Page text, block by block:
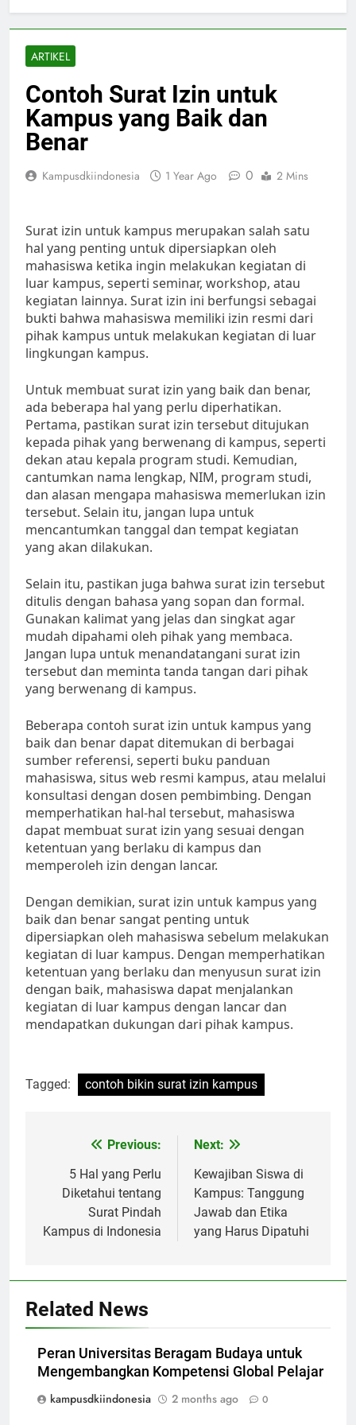
ARTIKEL
Contoh Surat Izin untuk
Kampus yang Baik dan
Benar
Kampusdkiindonesia 1 Year Ago 0 2 Mins
Surat izin untuk kampus merupakan salah satu
hal yang penting untuk dipersiapkan oleh
mahasiswa ketika ingin melakukan kegiatan di
luar kampus, seperti seminar, workshop, atau
kegiatan lainnya. Surat izin ini berfungsi sebagai
bukti bahwa mahasiswa memiliki izin resmi dari
pihak kampus untuk melakukan kegiatan di luar
lingkungan kampus.
Untuk membuat surat izin yang baik dan benar,
ada beberapa hal yang perlu diperhatikan.
Pertama, pastikan surat izin tersebut ditujukan
kepada pihak yang berwenang di kampus, seperti
dekan atau kepala program studi. Kemudian,
cantumkan nama lengkap, NIM, program studi,
dan alasan mengapa mahasiswa memerlukan izin
tersebut. Selain itu, jangan lupa untuk
mencantumkan tanggal dan tempat kegiatan
yang akan dilakukan.
Selain itu, pastikan juga bahwa surat izin tersebut
ditulis dengan bahasa yang sopan dan formal.
Gunakan kalimat yang jelas dan singkat agar
mudah dipahami oleh pihak yang membaca.
Jangan lupa untuk menandatangani surat izin
tersebut dan meminta tanda tangan dari pihak
yang berwenang di kampus.
Beberapa contoh surat izin untuk kampus yang
baik dan benar dapat ditemukan di berbagai
sumber referensi, seperti buku panduan
mahasiswa, situs web resmi kampus, atau melalui
konsultasi dengan dosen pembimbing. Dengan
memperhatikan hal-hal tersebut, mahasiswa
dapat membuat surat izin yang sesuai dengan
ketentuan yang berlaku di kampus dan
memperoleh izin dengan lancar.
Dengan demikian, surat izin untuk kampus yang
baik dan benar sangat penting untuk
dipersiapkan oleh mahasiswa sebelum melakukan
kegiatan di luar kampus. Dengan memperhatikan
ketentuan yang berlaku dan menyusun surat izin
dengan baik, mahasiswa dapat menjalankan
kegiatan di luar kampus dengan lancar dan
mendapatkan dukungan dari pihak kampus.
Tagged: contoh bikin surat izin kampus
navigation
Previous:
5 Hal yang Perlu
Diketahui tentang
Surat Pindah
Kampus di Indonesia
Next:
Kewajiban Siswa di
Kampus: Tanggung
Jawab dan Etika
yang Harus Dipatuhi
Related News
Peran Universitas Beragam Budaya untuk
Mengembangkan Kompetensi Global Pelajar
kampusdkiindonesia
2 months ago 0